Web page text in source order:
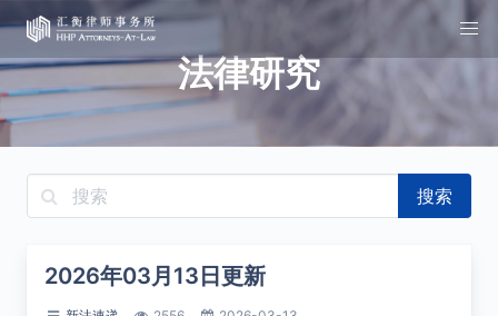
法律研究
搜索
2026年03月13日更新